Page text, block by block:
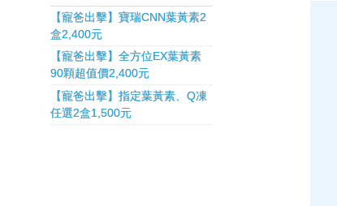
【寵爸出擊】寶瑞CNN葉黃素2
盒2,400元
【寵爸出擊】全方位EX葉黃素
90顆超值價2,400元
【寵爸出擊】指定葉黃素、Q凍
任選2盒1,500元